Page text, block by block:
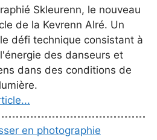
Skleurenn, le nouveau
de la Kevrenn Alré. Un
défi technique consistant à
des danseurs et
dans des conditions de
en photographie